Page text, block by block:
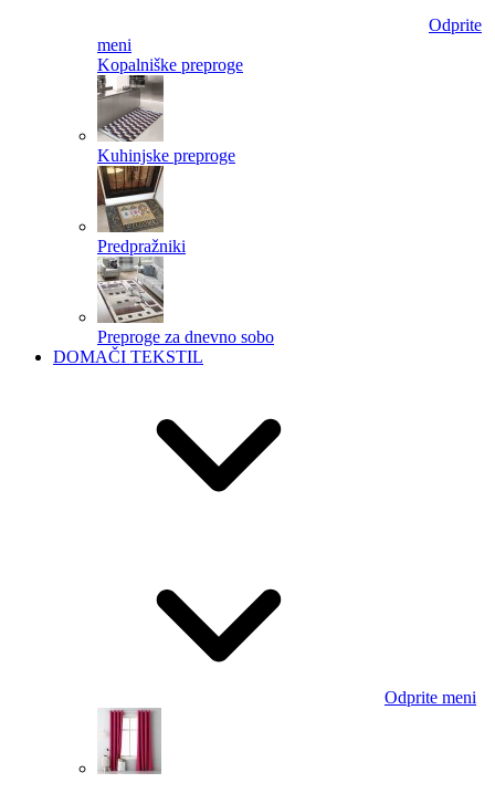
Odprite
meni
Kopalniške preproge
Kuhinjske preproge
Predpražniki
Preproge za dnevno sobo
DOMAČI TEKSTIL
Odprite meni